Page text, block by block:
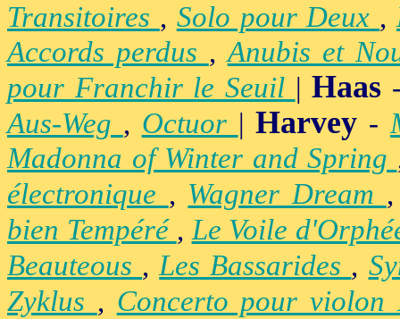
Transitoires , Solo pour Deux ,
Accords perdus ,Anubis et
pour Franchir le Seuil |Haas
Aus-Weg , Octuor |Harvey -
Madonna of Winter and Spring
électronique , Wagner Dream
bien Tempéré ,Le Voile
Beauteous ,Les Bassarides ,
Zyklus , Concerto pour